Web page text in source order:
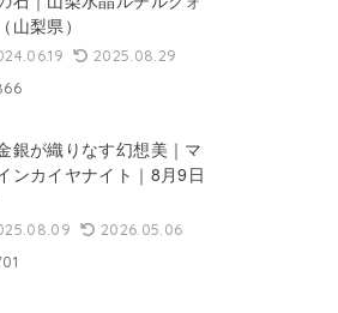
山梨県）
2025.08.29
銀が織りなす幻想美｜マ
ンカイヤナイト｜8月9日
2026.05.06